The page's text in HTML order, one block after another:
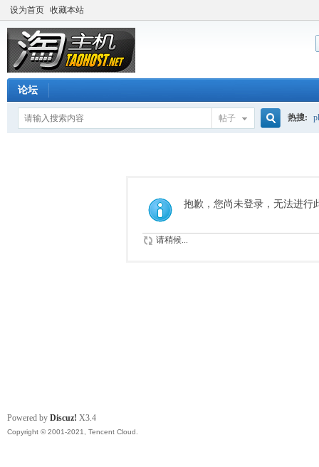
设为首页 收藏本站
论坛
帖子
索
热搜:
抱歉，您尚未登录，无法进行
请稍候...
Powered by Discuz! X3.4
Copyright © 2001-2021, Tencent Cloud.